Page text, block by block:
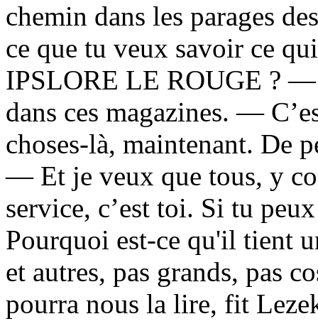
chemin dans les parages
ce que tu veux savoir ce
IPSLORE LE ROUGE ? —
dans ces magazines. —
choses-là, maintenant. De
— Et je veux que tous, y
service, c’est toi. Si tu
Pourquoi est-ce qu'il tient
et autres, pas grands, pas
pourra nous la lire, fit